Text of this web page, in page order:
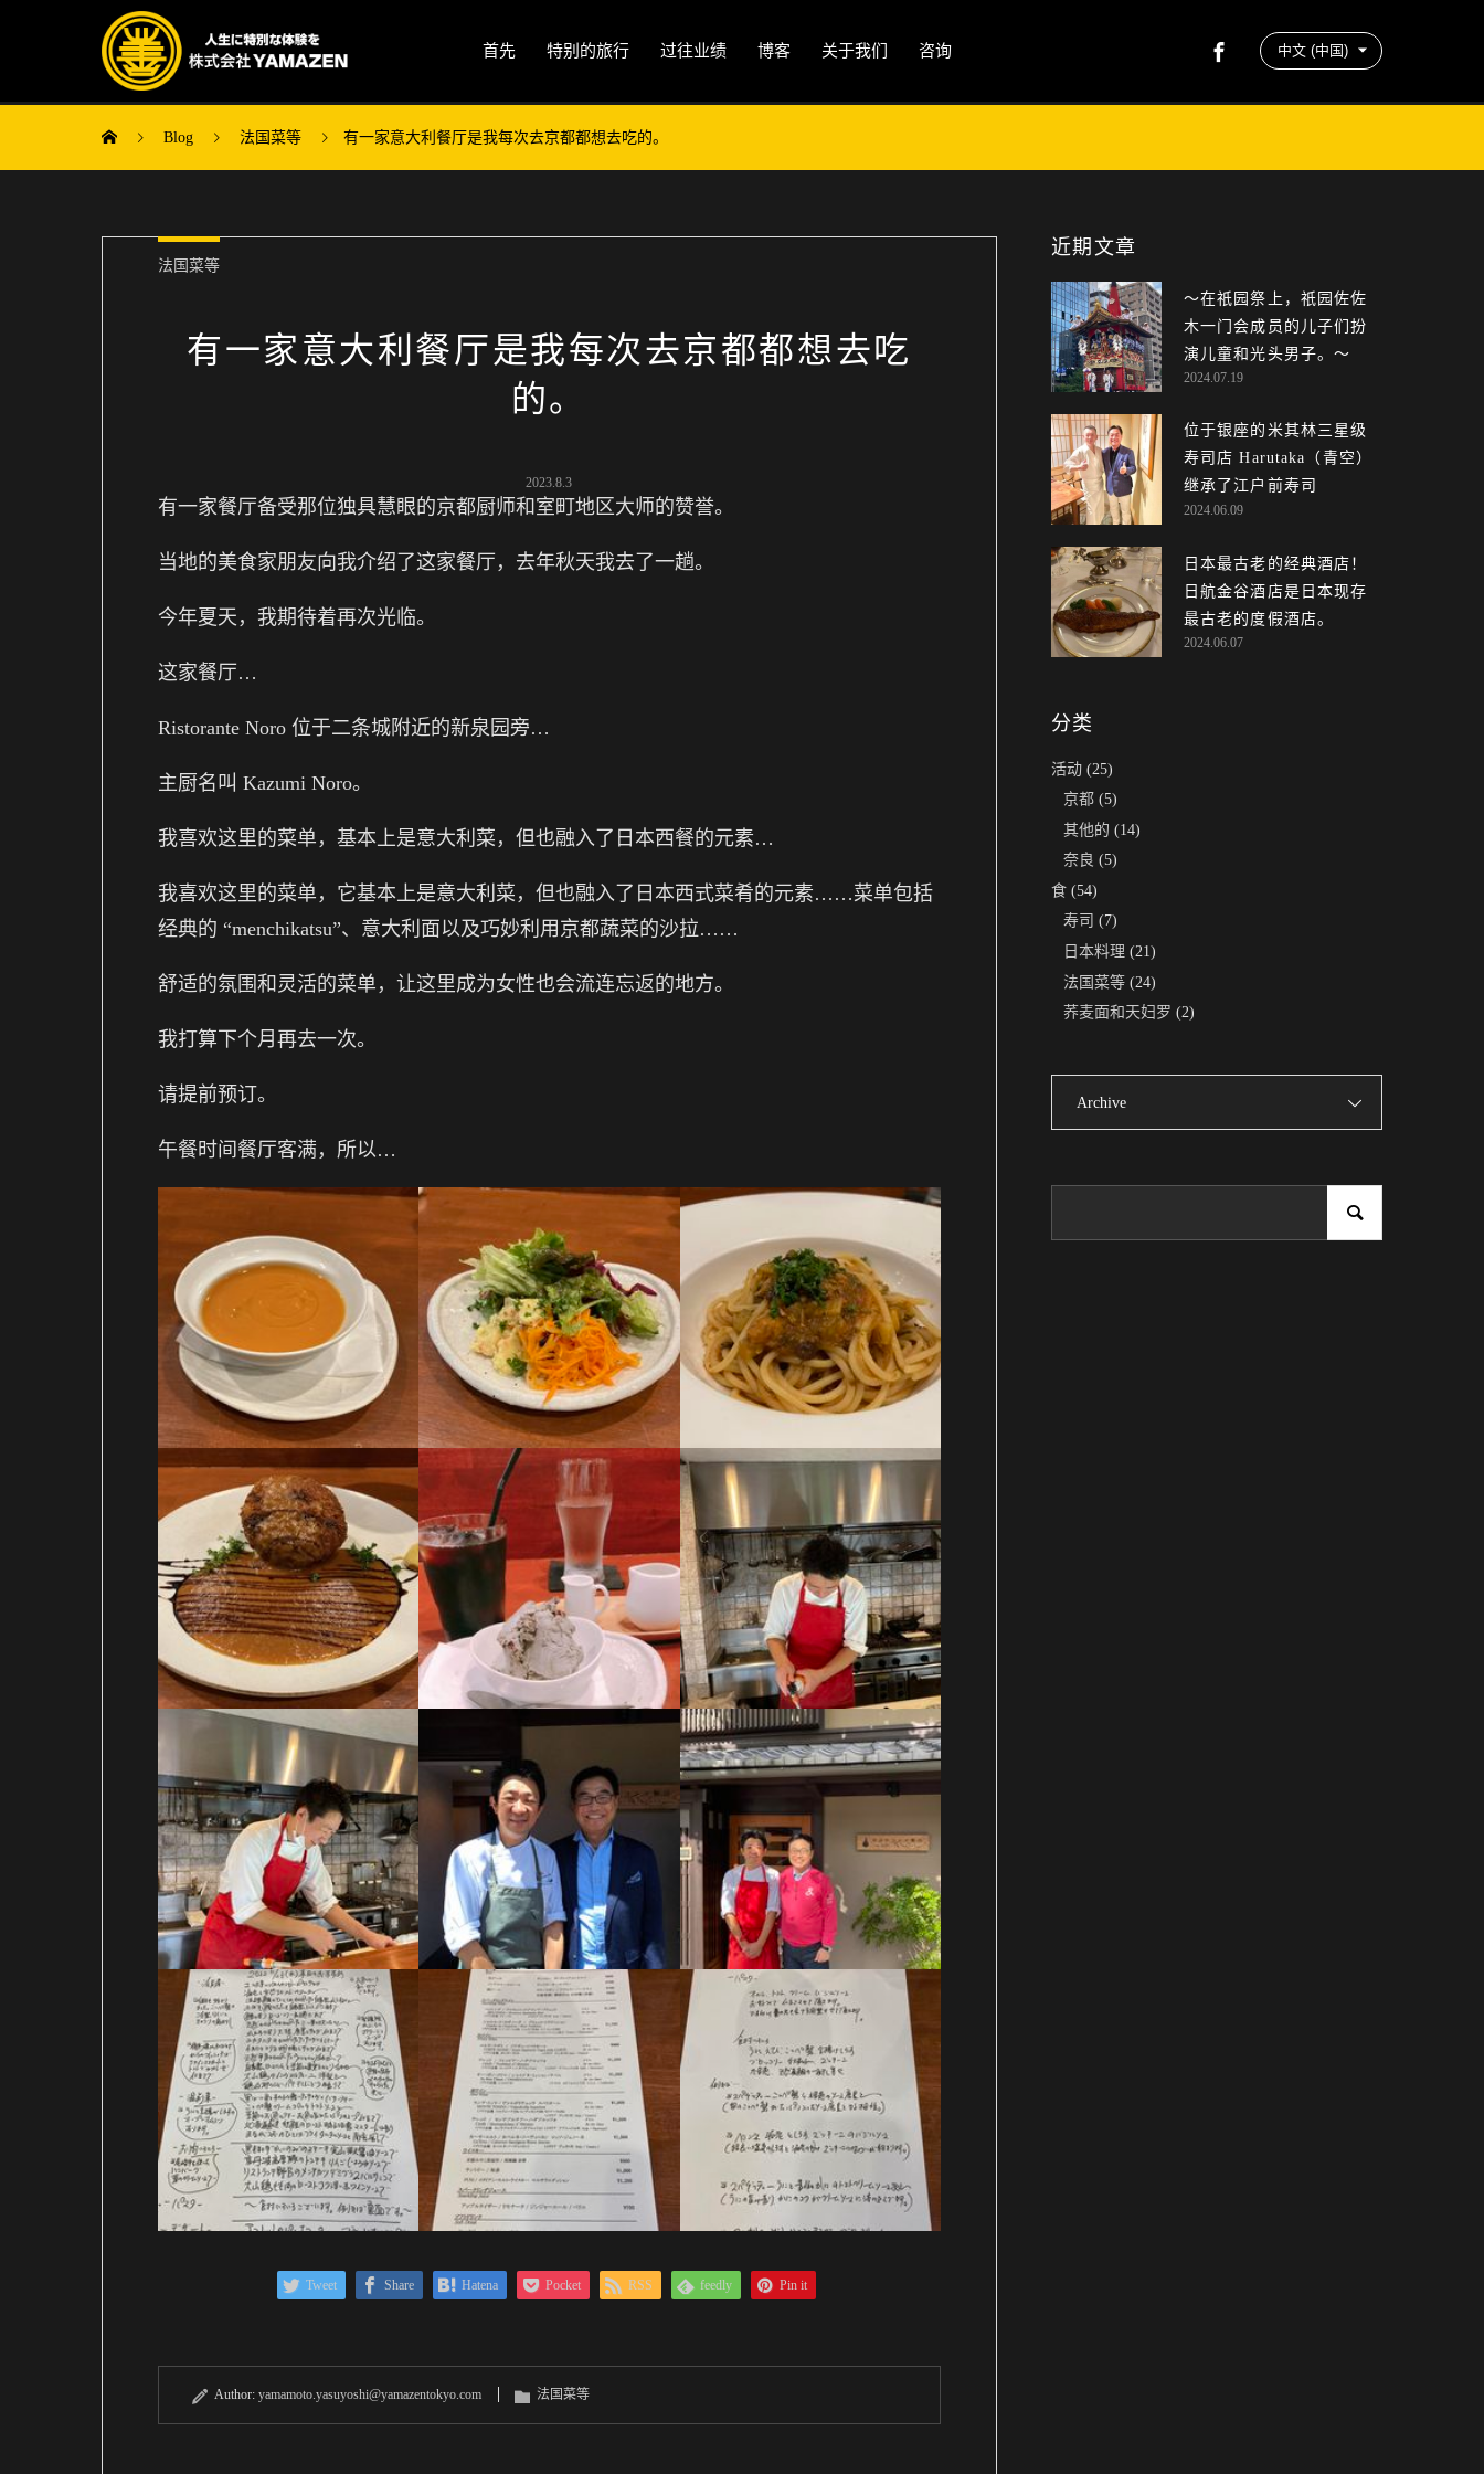
首先 特别的旅行 过往业绩 博客 关于我们 咨询
Blog 法国菜等 有一家意大利餐厅是我每次去京都都想去吃的。
法国菜等
有一家意大利餐厅是我每次去京都都想去吃
的。
2023.8.3
有一家餐厅备受那位独具慧眼的京都厨师和室町地区大师的赞誉。
当地的美食家朋友向我介绍了这家餐厅，去年秋天我去了一趟。
今年夏天，我期待着再次光临。
这家餐厅…
Ristorante Noro 位于二条城附近的新泉园旁…
主厨名叫 Kazumi Noro。
我喜欢这里的菜单，基本上是意大利菜，但也融入了日本西餐的元素…
我喜欢这里的菜单，它基本上是意大利菜，但也融入了日本西式菜肴的元素……菜单包括
经典的 “menchikatsu”、意大利面以及巧妙利用京都蔬菜的沙拉……
舒适的氛围和灵活的菜单，让这里成为女性也会流连忘返的地方。
我打算下个月再去一次。
请提前预订。
午餐时间餐厅客满，所以…
Tweet Share Hatena Pocket RSS feedly Pin it
Author: yamamoto.yasuyoshi@yamazentokyo.com 法国菜等
近期文章
〜在祇园祭上，祇园佐佐
木一门会成员的儿子们扮
演儿童和光头男子。～
2024.07.19
位于银座的米其林三星级
寿司店 Harutaka（青空）
继承了江户前寿司
（Edomae Sushi）的小野
令人赞不绝口！
2024.06.09
日本最古老的经典酒店！
日航金谷酒店是日本现存
最古老的度假酒店。
2024.06.07
分类
活动 (25)
京都(5)
其他的 (14)
奈良 (5)
食 (54)
寿司 (7)
日本料理 (21)
法国菜等(24)
荞麦面和天妇罗 (2)
Archive